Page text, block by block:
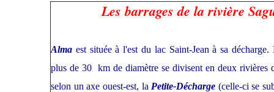
Les barrages de la rivière
Alma est située à l'est du lac Saint-Jean à sa
plus de 30 km de diamètre se divisent en deux rivières
selon un axe ouest-est, la Petite-Décharge (celle-ci se